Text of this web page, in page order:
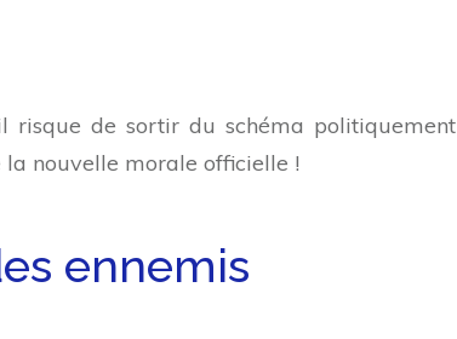
risque de sortir du schéma politiquement
nouvelle morale officielle !
ennemis